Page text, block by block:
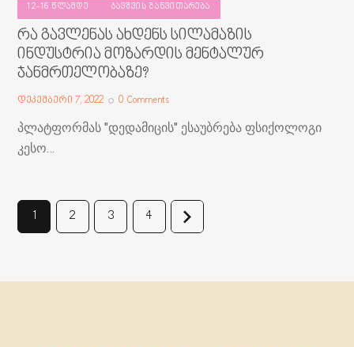
12-16 ᲬᲚᲐᲛᲓᲔ ᲑᲐᲕᲨᲕᲘᲡ ᲒᲐᲜᲕᲘᲗᲐᲠᲔᲑᲐ
რა გავლენას ახდენს სილამაზის
ინდუსტრია მოზარდის მენტალურ
ჯანმრთელობაზე?
დეკემბერი 7, 2022 0 Comments
პლატფორმას "დედამიცის" ესაუბრება ფსიქოლოგი
კესო…
1 2 3 4
>